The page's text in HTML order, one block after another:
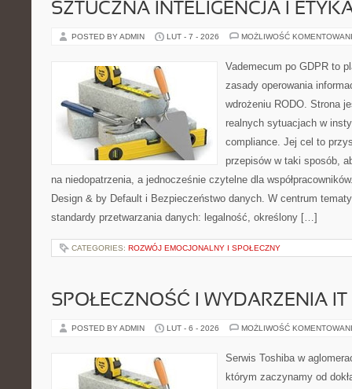
SZTUCZNA INTELIGENCJA I
POSTED BY ADMIN LUT - 7 - 2026 MOŻLIWOŚĆ
Vademecum po GDPR to
zasady operowania
wdrożeniu RODO. Strona
realnych sytuacjach w
compliance. Jej cel to
przepisów w taki sposób,
na niedopatrzenia, a jednocześnie czytelne dla
Design & by Default i Bezpieczeństwo danych. W centrum
standardy przetwarzania danych: legalność, określony […]
CATEGORIES: ROZWÓJ EMOCJONALNY I SPOŁECZNY
SPOŁECZNOŚĆ I WYDARZENIA IT
POSTED BY ADMIN LUT - 6 - 2026 MOŻLIWOŚĆ
Serwis Toshiba w
którym zaczynamy od